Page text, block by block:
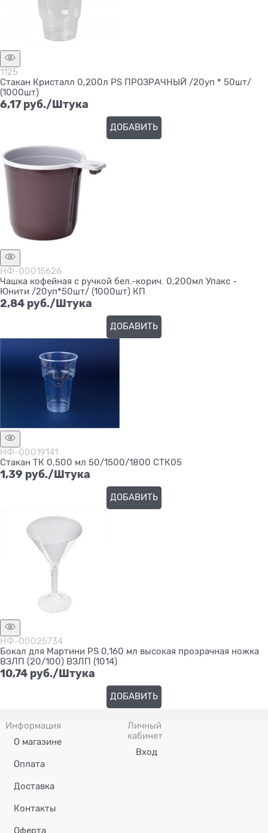
1125
Стакан Кристалл 0,200л PS ПРОЗРАЧНЫЙ /20уп * 50шт/
(1000шт)
6,17 руб./Штука
ДОБАВИТЬ
НФ-00015626
Чашка кофейная с ручкой бел.-корич. 0,200мл Упакс -
Юнити /20уп*50шт/ (1000шт) КП
2,84 руб./Штука
ДОБАВИТЬ
НФ-00019141
Стакан ТК 0,500 мл 50/1500/1800 СТК05
1,39 руб./Штука
ДОБАВИТЬ
НФ-00025734
Бокал для Мартини PS 0,160 мл высокая прозрачная ножка
ВЗЛП (20/100) ВЗЛП (1014)
10,74 руб./Штука
ДОБАВИТЬ
Информация
О магазине
Оплата
Доставка
Контакты
Оферта
Личный
кабинет
Вход